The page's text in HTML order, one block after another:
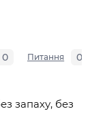
0 Питання 0
запаху, без